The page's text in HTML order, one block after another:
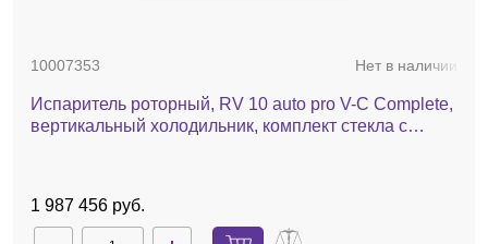
10007353 Нет в наличии
Испаритель роторный, RV 10 auto pro V-C Complete,
вертикальный холодильник, комплект стекла с
1 987 456 руб.